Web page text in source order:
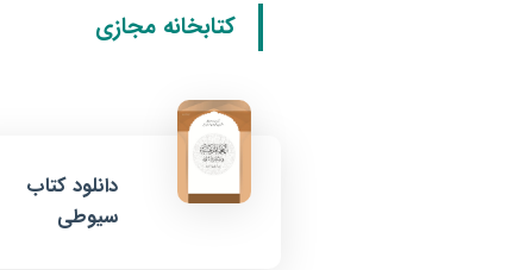
کتابخانه مجازی
دانلود کتاب
سیوطی